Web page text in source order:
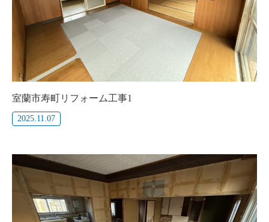
室蘭市寿町リフォーム工事1
2025.11.07